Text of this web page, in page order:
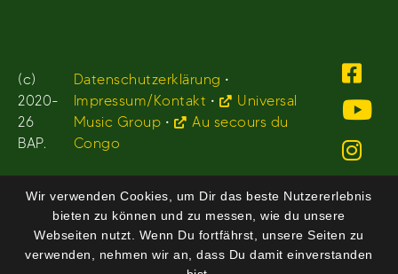
(c)
2020-
26
BAP.
Datenschutzerklärung •
Impressum/Kontakt •
Universal
Music Group •
Au secours du
Congo
Wir verwenden Cookies, um Dir das beste Nutzererlebnis
bieten zu können und zu messen, wie du unsere
Webseiten nutzt. Wenn Du fortfährst, unsere Seiten zu
verwenden, nehmen wir an, dass Du damit einverstanden